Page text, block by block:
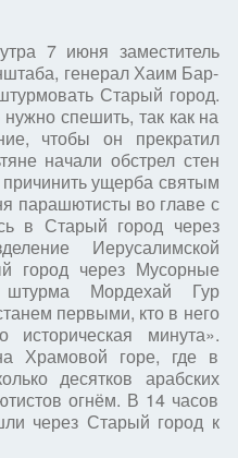
7 июня заместитель
генерал Хаим Бар-
Старый город.
спешить, так как на
чтобы он прекратил
начали обстрел стен
ущерба святым
парашютисты во главе с
в Старый город через
Иерусалимской
город через Мусорные
Мордехай Гур
первыми, кто в него
минута».
Храмовой горе, где в
десятков арабских
огнём. В 14 часов
через Старый город к